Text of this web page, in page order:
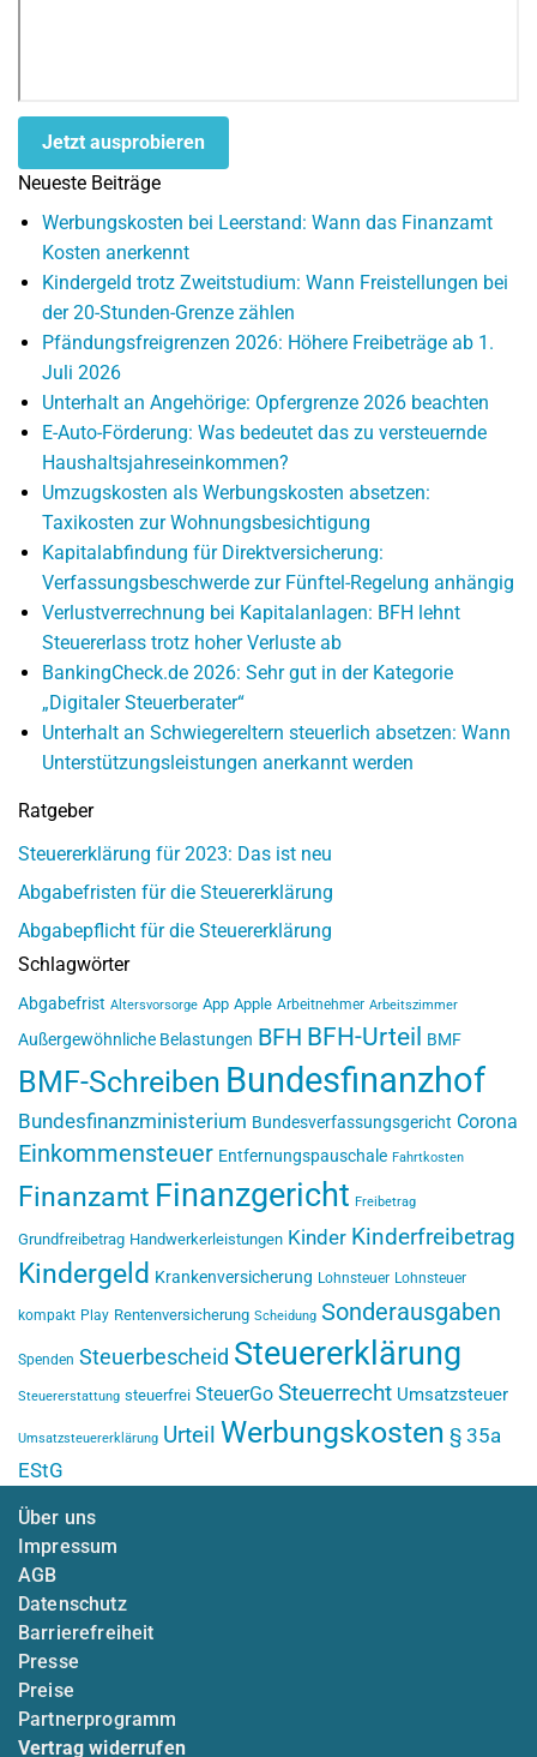
Jetzt ausprobieren
Neueste Beiträge
Werbungskosten bei Leerstand: Wann das Finanzamt
Kosten anerkennt
Kindergeld trotz Zweitstudium: Wann Freistellungen bei
der 20-Stunden-Grenze zählen
Pfändungsfreigrenzen 2026: Höhere Freibeträge ab 1.
Juli 2026
Unterhalt an Angehörige: Opfergrenze 2026 beachten
E-Auto-Förderung: Was bedeutet das zu versteuernde
Haushaltsjahreseinkommen?
Umzugskosten als Werbungskosten absetzen:
Taxikosten zur Wohnungsbesichtigung
Kapitalabfindung für Direktversicherung:
Verfassungsbeschwerde zur Fünftel-Regelung anhängig
Verlustverrechnung bei Kapitalanlagen: BFH lehnt
Steuererlass trotz hoher Verluste ab
BankingCheck.de 2026: Sehr gut in der Kategorie
„Digitaler Steuerberater“
Unterhalt an Schwiegereltern steuerlich absetzen: Wann
Unterstützungsleistungen anerkannt werden
Ratgeber
Steuererklärung für 2023: Das ist neu
Abgabefristen für die Steuererklärung
Abgabepflicht für die Steuererklärung
Schlagwörter
Abgabefrist Altersvorsorge App Apple Arbeitnehmer Arbeitszimmer
Außergewöhnliche Belastungen BFH BFH-Urteil BMF
BMF-Schreiben Bundesfinanzhof
Bundesfinanzministerium Bundesverfassungsgericht Corona
Einkommensteuer Entfernungspauschale Fahrtkosten
Finanzamt Finanzgericht Freibetrag
Grundfreibetrag Handwerkerleistungen Kinder Kinderfreibetrag
Kindergeld Krankenversicherung Lohnsteuer Lohnsteuer
kompakt Play Rentenversicherung Scheidung Sonderausgaben
Spenden Steuerbescheid Steuererklärung
Steuererstattung steuerfrei SteuerGo Steuerrecht Umsatzsteuer
Umsatzsteuererklärung Urteil Werbungskosten § 35a
EStG
Über uns
Impressum
AGB
Datenschutz
Barrierefreiheit
Presse
Preise
Partnerprogramm
Vertrag widerrufen